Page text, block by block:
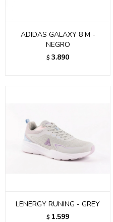
ADIDAS GALAXY 8 M -
NEGRO
$ 3.890
LENERGY RUNING - GREY
$ 1.599